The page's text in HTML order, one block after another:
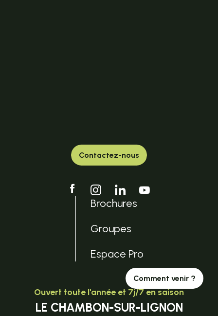
Contactez-nous
Brochures
Groupes
Espace Pro
Comment venir ?
Ouvert toute l'année et 7j/7 en saison
LE CHAMBON-SUR-LIGNON